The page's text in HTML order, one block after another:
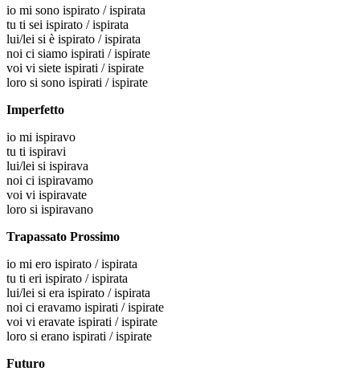
io mi sono ispirato / ispirata
tu ti sei ispirato / ispirata
lui/lei si è ispirato / ispirata
noi ci siamo ispirati / ispirate
voi vi siete ispirati / ispirate
loro si sono ispirati / ispirate
Imperfetto
io mi ispiravo
tu ti ispiravi
lui/lei si ispirava
noi ci ispiravamo
voi vi ispiravate
loro si ispiravano
Trapassato Prossimo
io mi ero ispirato / ispirata
tu ti eri ispirato / ispirata
lui/lei si era ispirato / ispirata
noi ci eravamo ispirati / ispirate
voi vi eravate ispirati / ispirate
loro si erano ispirati / ispirate
Futuro